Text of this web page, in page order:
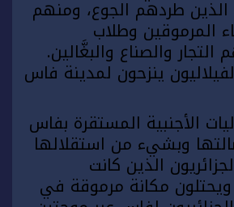
الذين طردهم الجوع، ومنهم
المرموقين وطلاب
التجار والصناع والبغَّالين.
ينزحون لمدينة فاس
الأجنبية المستقرة بفاس
وبشيء من استقلالها
الذين كانت
ويحتلون مكانة مرموقة في